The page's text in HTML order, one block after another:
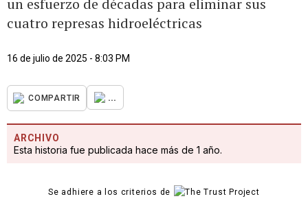
un esfuerzo de décadas para eliminar sus
cuatro represas hidroeléctricas
16 de julio de 2025 - 8:03 PM
COMPARTIR ...
ARCHIVO
Esta historia fue publicada hace más de 1 año.
Se adhiere a los criterios de